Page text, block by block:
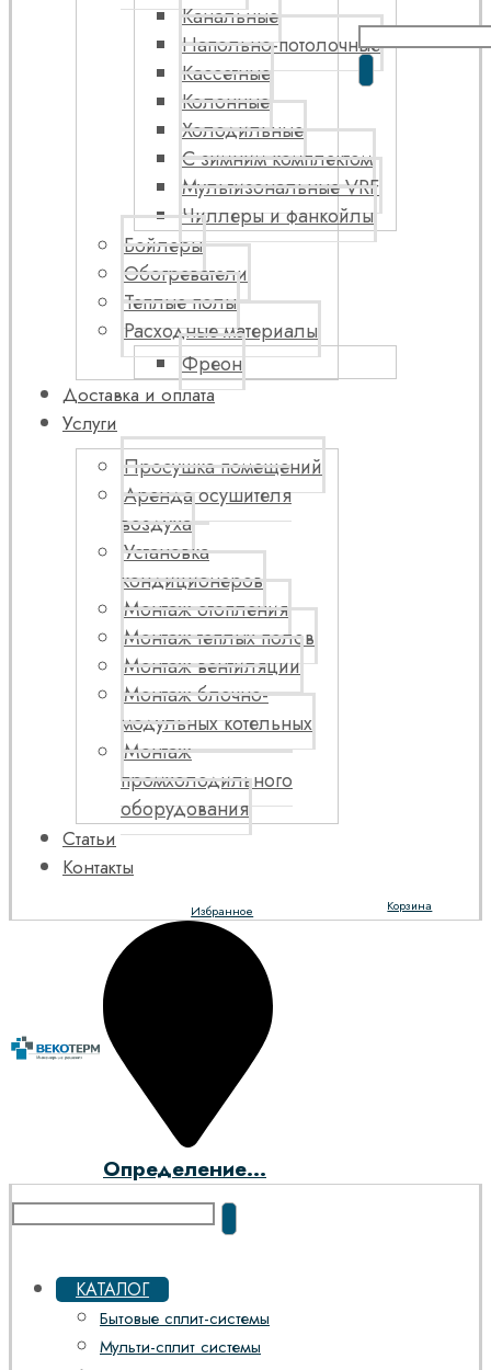
Канальные
Напольно-потолочные
Кассетные
Колонные
Холодильные
С зимним комплектом
Мультизональные VRF
Чиллеры и фанкойлы
Бойлеры
Обогреватели
Теплые полы
Расходные материалы
Фреон
Доставка и оплата
Услуги
Просушка помещений
Аренда осушителя
воздуха
Установка
кондиционеров
Монтаж отопления
Монтаж теплых полов
Монтаж вентиляции
Монтаж блочно-
модульных котельных
Монтаж
промхолодильного
оборудования
Статьи
Контакты
Корзина
Избранное
Определение...
КАТАЛОГ
Бытовые сплит-системы
Мульти-сплит системы